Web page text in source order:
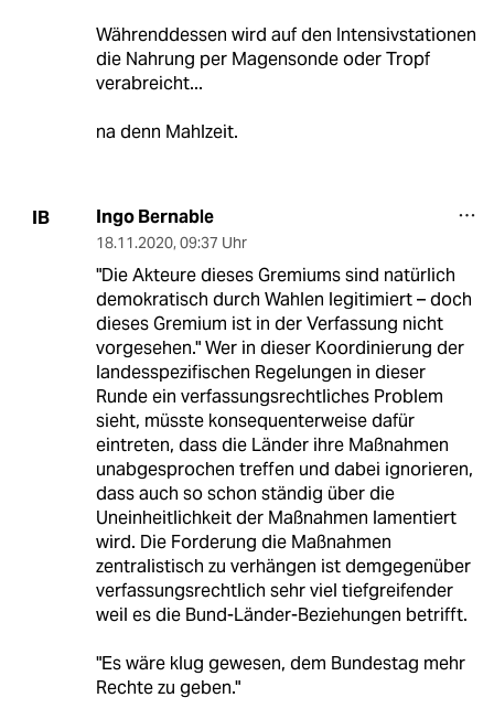
Währenddessen wird auf den Intensivstationen
die Nahrung per Magensonde oder Tropf
verabreicht...
na denn Mahlzeit.
IB Ingo Bernable
18.11.2020, 09:37 Uhr
"Die Akteure dieses Gremiums sind natürlich
demokratisch durch Wahlen legitimiert – doch
dieses Gremium ist in der Verfassung nicht
vorgesehen." Wer in dieser Koordinierung der
landesspezifischen Regelungen in dieser
Runde ein verfassungsrechtliches Problem
sieht, müsste konsequenterweise dafür
eintreten, dass die Länder ihre Maßnahmen
unabgesprochen treffen und dabei ignorieren,
dass auch so schon ständig über die
Uneinheitlichkeit der Maßnahmen lamentiert
wird. Die Forderung die Maßnahmen
zentralistisch zu verhängen ist demgegenüber
verfassungsrechtlich sehr viel tiefgreifender
weil es die Bund-Länder-Beziehungen betrifft.
"Es wäre klug gewesen, dem Bundestag mehr
Rechte zu geben."